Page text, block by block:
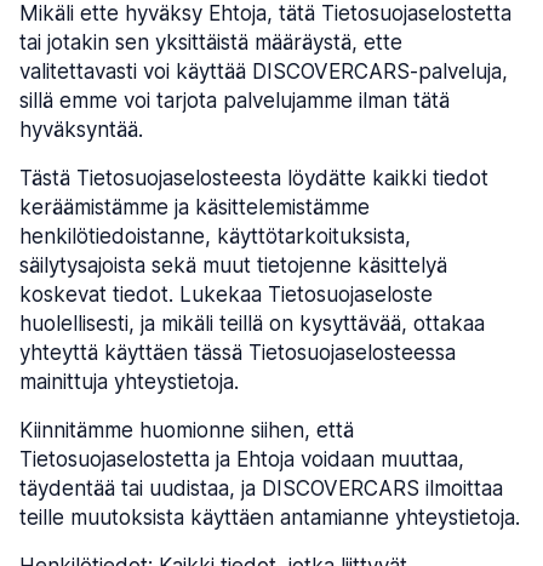
Mikäli ette hyväksy Ehtoja, tätä Tietosuojaselostetta
tai jotakin sen yksittäistä määräystä, ette
valitettavasti voi käyttää DISCOVERCARS-palveluja,
sillä emme voi tarjota palvelujamme ilman tätä
hyväksyntää.
Tästä Tietosuojaselosteesta löydätte kaikki tiedot
keräämistämme ja käsittelemistämme
henkilötiedoistanne, käyttötarkoituksista,
säilytysajoista sekä muut tietojenne käsittelyä
koskevat tiedot. Lukekaa Tietosuojaseloste
huolellisesti, ja mikäli teillä on kysyttävää, ottakaa
yhteyttä käyttäen tässä Tietosuojaselosteessa
mainittuja yhteystietoja.
Kiinnitämme huomionne siihen, että
Tietosuojaselostetta ja Ehtoja voidaan muuttaa,
täydentää tai uudistaa, ja DISCOVERCARS ilmoittaa
teille muutoksista käyttäen antamianne yhteystietoja.